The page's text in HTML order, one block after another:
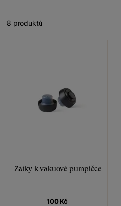
8 produktů
Zátky k vakuové pumpičce
100 Kč